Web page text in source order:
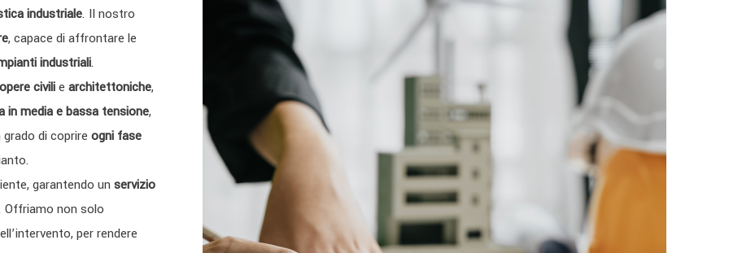
industriale. Il nostro
, capace di affrontare le
industriali.
opere civilie architettoniche,
in media e bassa tensione,
di coprire ogni fase
garantendo un servizio
Offriamo non solo
per rendere